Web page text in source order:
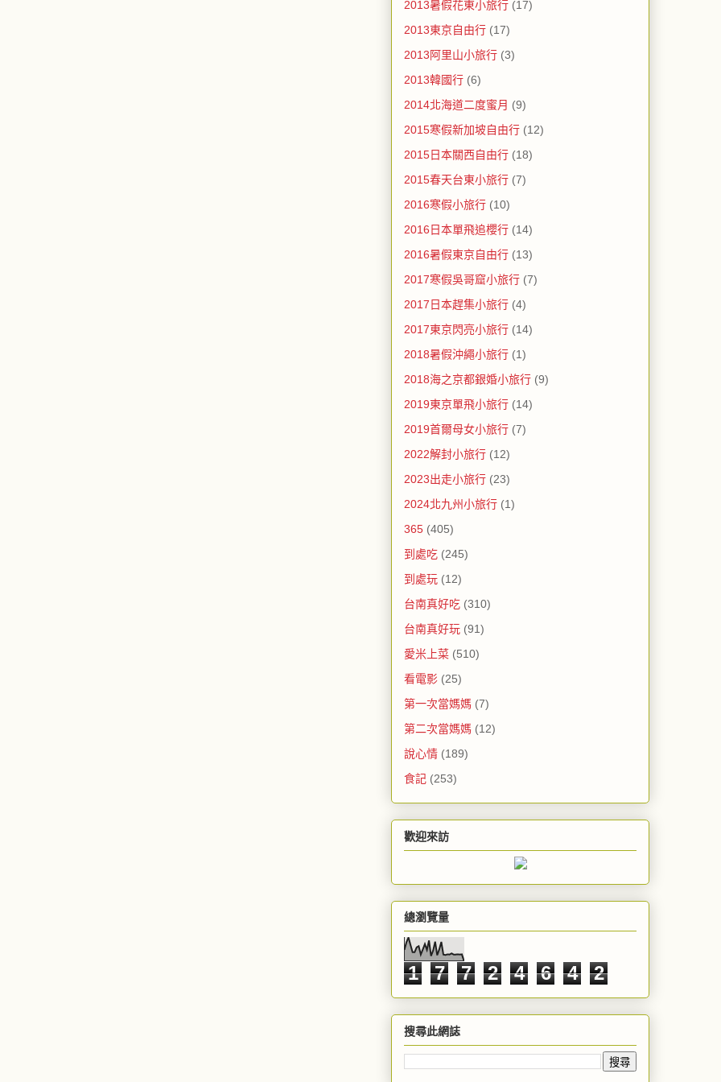
2013暑假花東小旅行 (17)
2013東京自由行 (17)
2013阿里山小旅行 (3)
2013韓國行 (6)
2014北海道二度蜜月 (9)
2015寒假新加坡自由行 (12)
2015日本關西自由行 (18)
2015春天台東小旅行 (7)
2016寒假小旅行 (10)
2016日本單飛追櫻行 (14)
2016暑假東京自由行 (13)
2017寒假吳哥窟小旅行 (7)
2017日本趕集小旅行 (4)
2017東京閃亮小旅行 (14)
2018暑假沖繩小旅行 (1)
2018海之京都銀婚小旅行 (9)
2019東京單飛小旅行 (14)
2019首爾母女小旅行 (7)
2022解封小旅行 (12)
2023出走小旅行 (23)
2024北九州小旅行 (1)
365 (405)
到處吃 (245)
到處玩 (12)
台南真好吃 (310)
台南真好玩 (91)
愛米上菜 (510)
看電影 (25)
第一次當媽媽 (7)
第二次當媽媽 (12)
說心情 (189)
食記 (253)
歡迎來訪
總瀏覽量
1 7 7 2 4 6 4 2
搜尋此網誌